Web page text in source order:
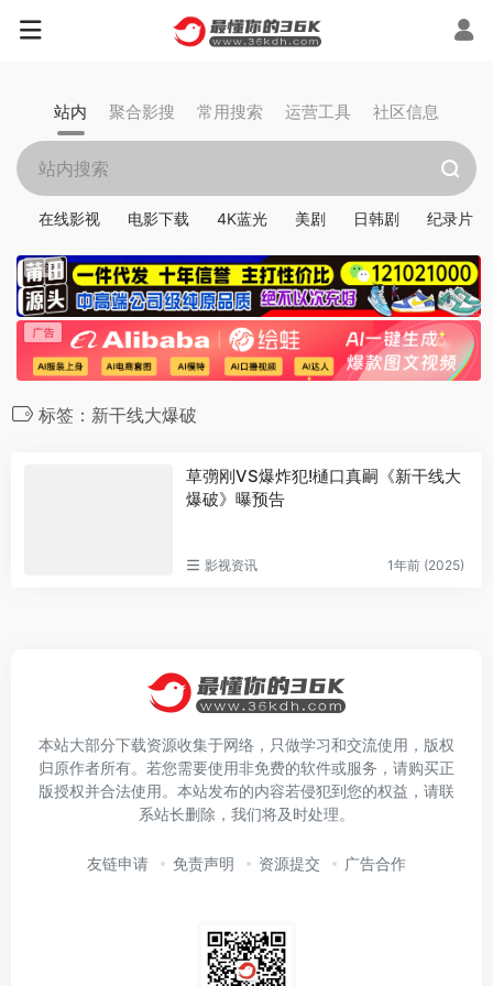
站内 聚合影搜 常用搜索 运营工具 社区信息
在线影视 电影下载 4K蓝光 美剧 日韩剧 纪录片
标签：新干线大爆破
草彅刚VS爆炸犯!樋口真嗣《新干线大
爆破》曝预告
影视资讯 1年前 (2025)
本站大部分下载资源收集于网络，只做学习和交流使用，版权
归原作者所有。若您需要使用非免费的软件或服务，请购买正
版授权并合法使用。本站发布的内容若侵犯到您的权益，请联
系站长删除，我们将及时处理。
友链申请 免责声明 资源提交 广告合作